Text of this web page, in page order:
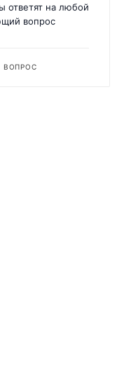
ответят на любой
вопрос
ВОПРОС